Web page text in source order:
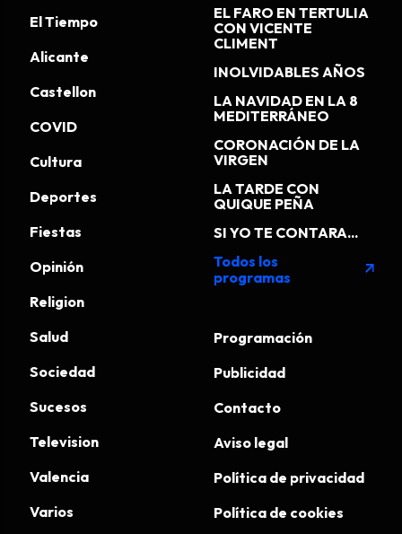
El Tiempo
Alicante
Castellon
COVID
Cultura
Deportes
Fiestas
Opinión
Religion
Salud
Sociedad
Sucesos
Television
Valencia
Varios
EL FARO EN TERTULIA
CON VICENTE
CLIMENT
INOLVIDABLES AÑOS
LA NAVIDAD EN LA 8
MEDITERRÁNEO
CORONACIÓN DE LA
VIRGEN
LA TARDE CON
QUIQUE PEÑA
SI YO TE CONTARA...
Todos los
programas
arrow_outward
Programación
Publicidad
Contacto
Aviso legal
Política de privacidad
Política de cookies